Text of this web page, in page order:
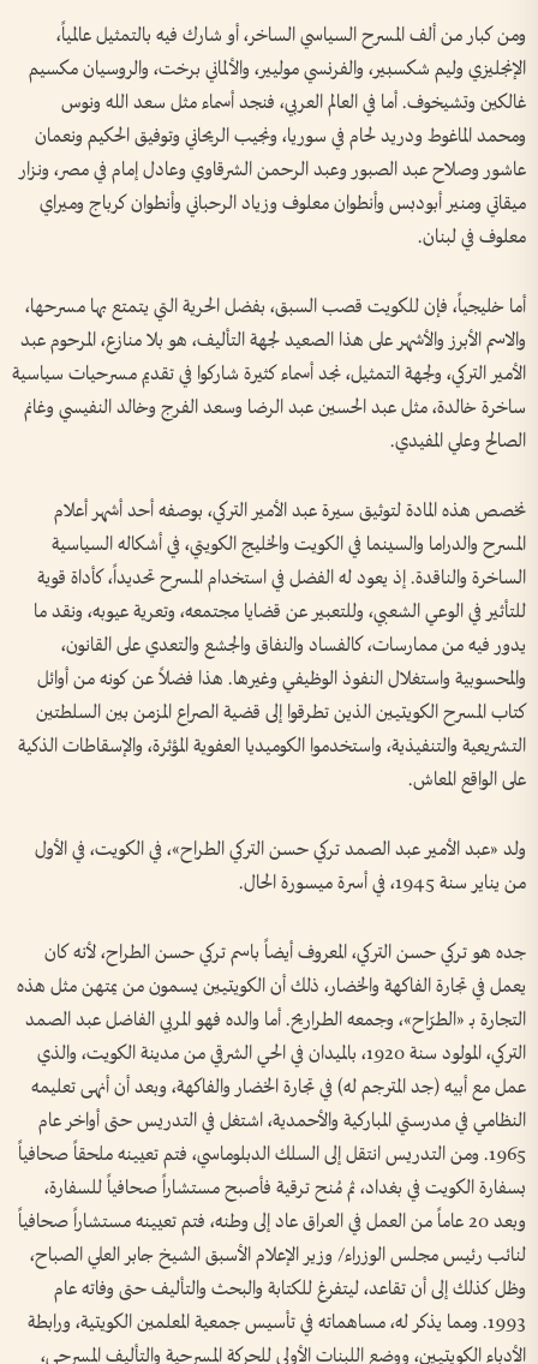
ومن كبار من ألف المسرح السياسي الساخر، أو شارك فيه بالتمثيل عالمياً،
الإنجليزي وليم شكسبير، والفرنسي موليير، والألماني برخت، والروسيان مكسيم
غالكين وتشيخوف. أما في العالم العربي، فنجد أسماء مثل سعد الله ونوس
ومحمد الماغوط ودريد لحام في سوريا، ونجيب الريحاني وتوفيق الحكيم ونعمان
عاشور وصلاح عبد الصبور وعبد الرحمن الشرقاوي وعادل إمام في مصر، ونزار
ميقاتي ومنير أبودبس وأنطوان معلوف وزياد الرحباني وأنطوان كرباج وميراي
معلوف في لبنان.
أما خليجياً، فإن للكويت قصب السبق، بفضل الحرية التي يتمتع بها مسرحها،
والاسم الأبرز والأشهر على هذا الصعيد لجهة التأليف، هو بلا منازع، المرحوم عبد
الأمير التركي، ولجهة التمثيل، نجد أسماء كثيرة شاركوا في تقديم مسرحيات سياسية
ساخرة خالدة، مثل عبد الحسين عبد الرضا وسعد الفرج وخالد النفيسي وغانم
الصالح وعلي المفيدي.
نخصص هذه المادة لتوثيق سيرة عبد الأمير التركي، بوصفه أحد أشهر أعلام
المسرح والدراما والسينما في الكويت والخليج الكويتي، في أشكاله السياسية
الساخرة والناقدة. إذ يعود له الفضل في استخدام المسرح تحديداً، كأداة قوية
للتأثير في الوعي الشعبي، وللتعبير عن قضايا مجتمعه، وتعرية عيوبه، ونقد ما
يدور فيه من ممارسات، كالفساد والنفاق والجشع والتعدي على القانون،
والمحسوبية واستغلال النفوذ الوظيفي وغيرها. هذا فضلاً عن كونه من أوائل
كتاب المسرح الكويتيين الذين تطرقوا إلى قضية الصراع المزمن بين السلطتين
التشريعية والتنفيذية، واستخدموا الكوميديا العفوية المؤثرة، والإسقاطات الذكية
على الواقع المعاش.
ولد «عبد الأمير عبد الصمد تركي حسن التركي الطراح»، في الكويت، في الأول
من يناير سنة 1945، في أسرة ميسورة الحال.
جده هو تركي حسن التركي، المعروف أيضاً باسم تركي حسن الطراح، لأنه كان
يعمل في تجارة الفاكهة والخضار، ذلك أن الكويتيين يسمون من يمتهن مثل هذه
التجارة بـ «الطرّاح»، وجمعه الطراريح. أما والده فهو المربي الفاضل عبد الصمد
التركي، المولود سنة 1920، بالميدان في الحي الشرقي من مدينة الكويت، والذي
عمل مع أبيه (جد المترجم له) في تجارة الخضار والفاكهة، وبعد أن أنهى تعليمه
النظامي في مدرستي المباركية والأحمدية، اشتغل في التدريس حتى أواخر عام
1965. ومن التدريس انتقل إلى السلك الدبلوماسي، فتم تعيينه ملحقاً صحافياً
بسفارة الكويت في بغداد، ثم مُنح ترقية فأصبح مستشاراً صحافياً للسفارة،
وبعد 20 عاماً من العمل في العراق عاد إلى وطنه، فتم تعيينه مستشاراً صحافياً
لنائب رئيس مجلس الوزراء/ وزير الإعلام الأسبق الشيخ جابر العلي الصباح،
وظل كذلك إلى أن تقاعد، ليتفرغ للكتابة والبحث والتأليف حتى وفاته عام
1993. ومما يذكر له، مساهماته في تأسيس جمعية المعلمين الكويتية، ورابطة
الأدباء الكويتيين، ووضع اللبنات الأولى للحركة المسرحية والتأليف المسرحي،